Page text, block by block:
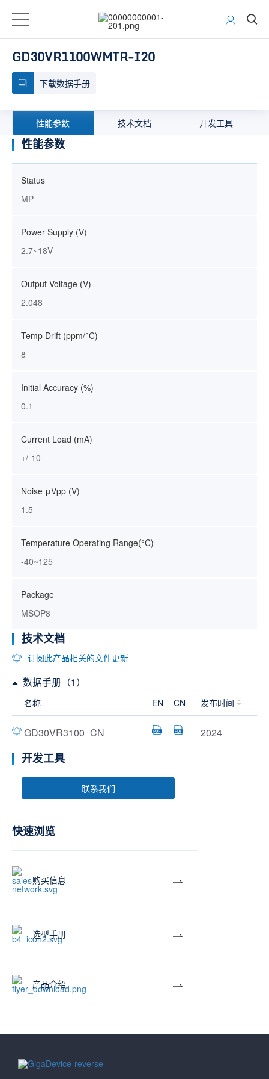
GD30VR1100WMTR-I20
下载数据手册
性能参数 技术文档 开发工具
性能参数
Status
MP
Power Supply (V)
2.7~18V
Output Voltage (V)
2.048
Temp Drift (ppm/°C)
8
Initial Accuracy (%)
0.1
Current Load (mA)
+/-10
Noise μVpp (V)
1.5
Temperature Operating Range(°C)
-40~125
Package
MSOP8
技术文档
订阅此产品相关的文件更新
数据手册（1）
名称 EN CN 发布时间
GD30VR3100_CN 2024
开发工具
联系我们
快速浏览
购买信息
选型手册
产品介绍